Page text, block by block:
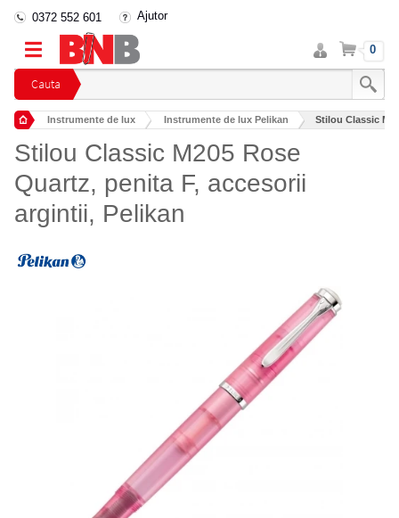
Cauta
0372 552 601 Ajutor
Intra
in
cont
Cos 0
Instrumente de lux Instrumente de lux Pelikan Stilou Classic
Stilou Classic M205 Rose
Quartz, penita F, accesorii
argintii, Pelikan